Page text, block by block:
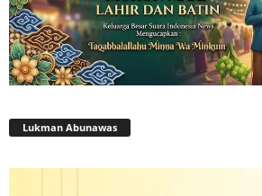
Lukman Abunawas